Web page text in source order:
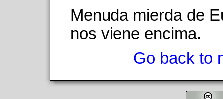
Menuda mierda de
nos viene encima.
Go back to